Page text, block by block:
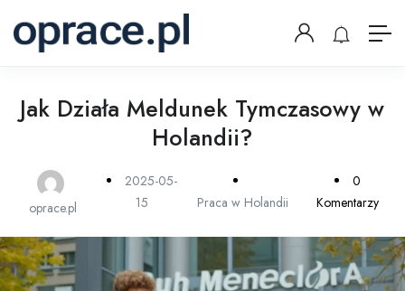
Jak Działa Meldunek Tymczasowy w
Holandii?
oprace.pl
2025-05-
15
Praca w Holandii
0
Komentarzy